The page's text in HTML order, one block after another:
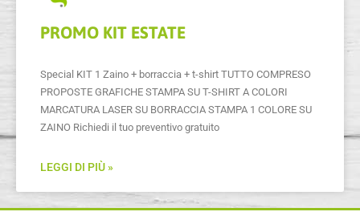
PROMO KIT ESTATE
Special KIT 1 Zaino + borraccia + t-shirt TUTTO COMPRESO
PROPOSTE GRAFICHE STAMPA SU T-SHIRT A COLORI
MARCATURA LASER SU BORRACCIA STAMPA 1 COLORE SU
ZAINO Richiedi il tuo preventivo gratuito
LEGGI DI PIÙ »